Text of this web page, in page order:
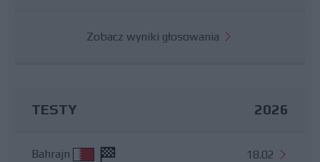
Zobacz wyniki głosowania
TESTY 2026
Bahrajn 18.02